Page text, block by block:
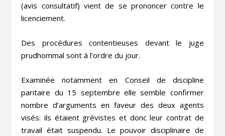
(avis consultatif) vient de se prononcer contre le
licenciement.
Des procédures contentieuses devant le juge
prudhommal sont à l’ordre du jour.
Examinée notamment en Conseil de discipline
paritaire du 15 septembre elle semble confirmer
nombre d’arguments en faveur des deux agents
visés: ils étaient grévistes et donc leur contrat de
travail était suspendu. Le pouvoir disciplinaire de